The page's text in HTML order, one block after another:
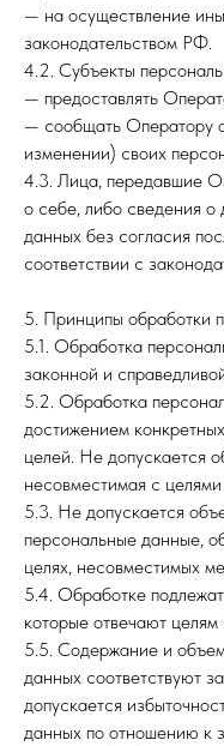
— на осуществление
законодательством РФ.
4.2. Субъекты
— предоставлять
— сообщать Оператору
изменении) своих
4.3. Лица, передавшие
о себе, либо сведения о
данных без согласия
соответствии с
5. Принципы обработки
5.1. Обработка
законной и
5.2. Обработка
достижением
целей. Не допускается
несовместимая с
5.3. Не допускается
персональные данные,
целях, несовместимых
5.4. Обработке
которые отвечают целям
5.5. Содержание и
данных соответствуют
допускается
данных по отношению к